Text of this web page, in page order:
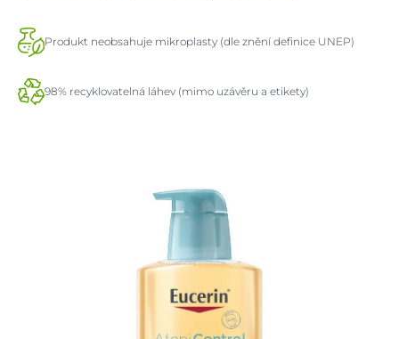
Produkt neobsahuje mikroplasty (dle znění definice UNEP)
98% recyklovatelná láhev (mimo uzávěru a etikety)